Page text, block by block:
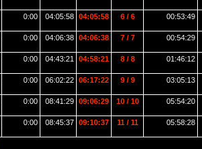
0:00 04:05:58 04:05:58 6 / 6 00:53:49
0:00 04:06:38 04:06:38 7 / 7 00:54:29
0:00 04:43:21 04:58:21 8 / 8 01:46:12
0:00 06:02:22 06:17:22 9 / 9 03:05:13
0:00 08:41:29 09:06:29 10 / 10 05:54:20
0:00 08:45:37 09:10:37 11 / 11 05:58:28